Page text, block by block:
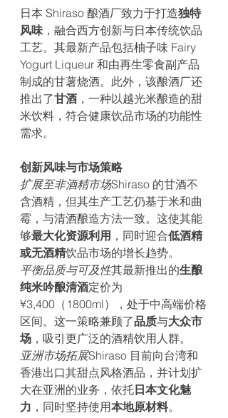
日本 Shiraso 酿酒厂致力于打造独特
风味，融合西方创新与日本传统饮品
工艺。其最新产品包括柚子味 Fairy
Yogurt Liqueur 和由再生零食副产品
制成的甘薯烧酒。此外，该酿酒厂还
推出了甘酒 ，一种以越光米酿造的甜
米饮料，符合健康饮品市场的功能性
需求。
创新风味与市场策略
扩展至非酒精市场Shiraso 的甘酒不
含酒精，但其生产工艺仍基于米和曲
霉，与清酒酿造方法一致。这使其能
够最大化资源利用 ，同时迎合低酒精
或无酒精饮品市场的增长趋势。
平衡品质与可及性其最新推出的生酿
纯米吟酿清酒定价为
¥3,400（1800ml），处于中高端价格
区间。这一策略兼顾了品质与大众市
场 ，吸引更广泛的酒精饮用人群。
亚洲市场拓展Shiraso 目前向台湾和
香港出口其甜点风格酒品，并计划扩
大在亚洲的业务，依托日本文化魅
力 ，同时坚持使用本地原材料。